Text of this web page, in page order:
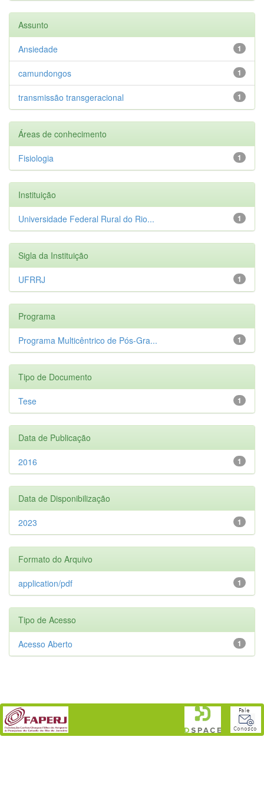
Assunto
1
Ansiedade
1
camundongos
1
transmissão transgeracional
Áreas de conhecimento
1
Fisiologia
Instituição
1
Universidade Federal Rural do Rio...
Sigla da Instituição
1
UFRRJ
Programa
1
Programa Multicêntrico de Pós-Gra...
Tipo de Documento
1
Tese
Data de Publicação
1
2016
Data de Disponibilização
1
2023
Formato do Arquivo
1
application/pdf
Tipo de Acesso
1
Acesso Aberto